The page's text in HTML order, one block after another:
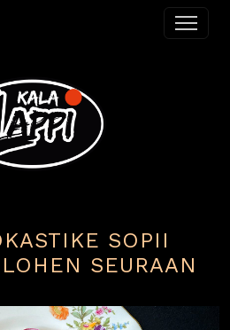
SOPII
SEURAAN